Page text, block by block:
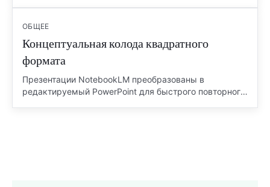
ОБЩЕЕ
Концептуальная колода квадратного
формата
Презентации NotebookLM преобразованы в
редактируемый PowerPoint для быстрого повторного